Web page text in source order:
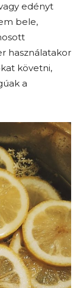
edényt
bele,
használatakor
követni,
a